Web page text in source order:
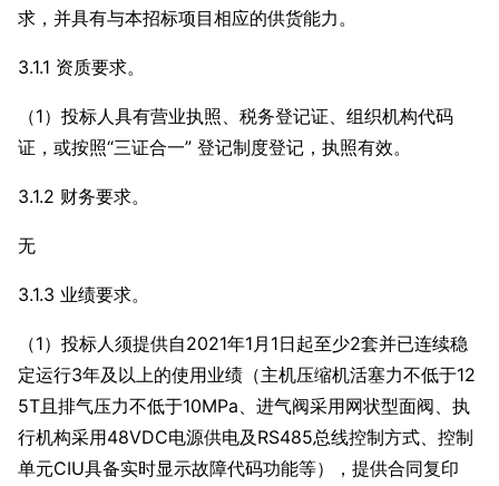
求，并具有与本招标项目相应的供货能力。
3.1.1 资质要求。
（1）投标人具有营业执照、税务登记证、组织机构代码
证，或按照“三证合一” 登记制度登记，执照有效。
3.1.2 财务要求。
无
3.1.3 业绩要求。
（1）投标人须提供自2021年1月1日起至少2套并已连续稳
定运行3年及以上的使用业绩（主机压缩机活塞力不低于12
5T且排气压力不低于10MPa、进气阀采用网状型面阀、执
行机构采用48VDC电源供电及RS485总线控制方式、控制
单元CIU具备实时显示故障代码功能等），提供合同复印